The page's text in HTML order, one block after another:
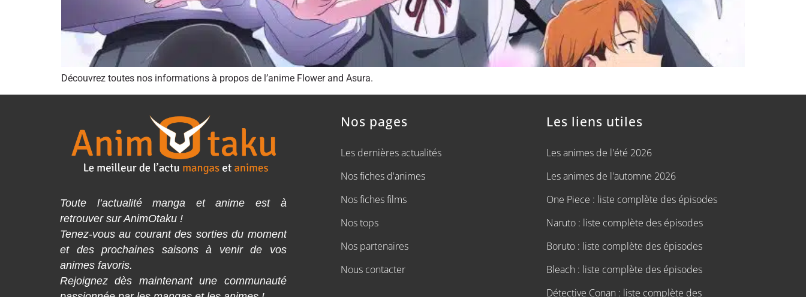
Découvrez toutes nos informations à propos de l’anime Flower and Asura.
Toute l’actualité manga et anime est à
retrouver sur AnimOtaku !
Tenez-vous au courant des sorties du moment
et des prochaines saisons à venir de vos
animes favoris.
Rejoignez dès maintenant une communauté
Nos pages
Les dernières actualités
Nos fiches d'animes
Nos fiches films
Nos tops
Nos partenaires
Nous contacter
Les liens utiles
Les animes de l'été 2026
Les animes de l'automne 2026
One Piece : liste complète des épisodes
Naruto : liste complète des épisodes
Boruto : liste complète des épisodes
Bleach : liste complète des épisodes
Détective Conan : liste complète des